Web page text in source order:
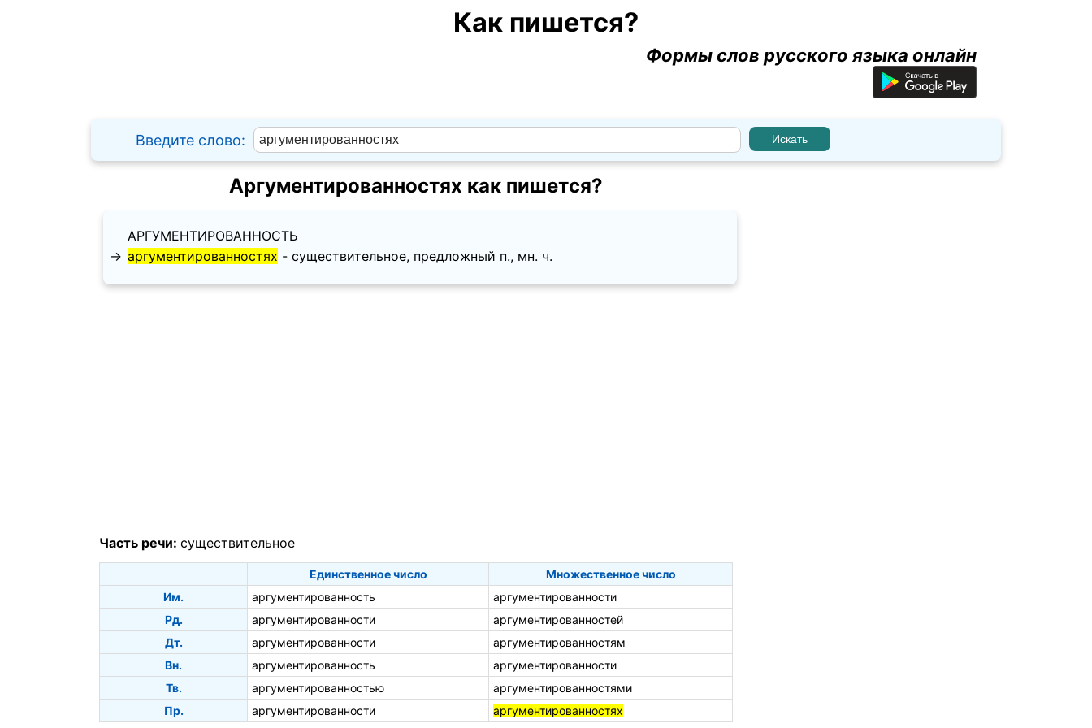
Как пишется?
Формы слов русского языка онлайн
Введите слово:
Аргументированностях как пишется?
АРГУМЕНТИРОВАННОСТЬ
→ аргументированностях - существительное, предложный п., мн. ч.
Часть речи: существительное
Единственное число
Множественное число
Им.
аргументированность
аргументированности
Рд.
аргументированности
аргументированностей
Дт.
аргументированности
аргументированностям
Вн.
аргументированность
аргументированности
Тв.
аргументированностью
аргументированностями
Пр.
аргументированности аргументированностях